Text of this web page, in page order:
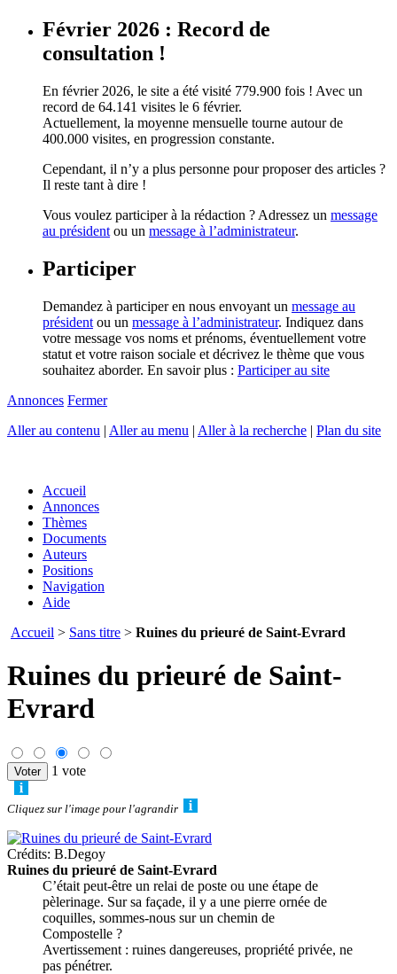
Février 2026 : Record de
consultation !
En février 2026, le site a été visité 779.900 fois ! Avec un
record de 64.141 visites le 6 février.
Actuellement, la moyenne mensuelle tourne autour de
400.000 visites, en progression constante.
Cependant, il n’y a plus personne pour proposer des articles ?
Il reste tant à dire !
Vous voulez participer à la rédaction ? Adressez un message
au président ou un message à l’administrateur.
Participer
Demandez à participer en nous envoyant un message au
président ou un message à l’administrateur. Indiquez dans
votre message vos noms et prénoms, éventuellement votre
statut et votre raison sociale et décrivez le thème que vous
souhaitez aborder. En savoir plus : Participer au site
Annonces Fermer
Aller au contenu | Aller au menu | Aller à la recherche | Plan du site
Accueil
Annonces
Thèmes
Documents
Auteurs
Positions
Navigation
Aide
Accueil > Sans titre > Ruines du prieuré de Saint-Evrard
Ruines du prieuré de Saint-
Evrard
1 vote
Cliquez sur l'image pour l'agrandir
Crédits: B.Degoy
Ruines du prieuré de Saint-Evrard
C’était peut-être un relai de poste ou une étape de
pèlerinage. Sur sa façade, il y a une pierre ornée de
coquilles, sommes-nous sur un chemin de
Compostelle ?
Avertissement : ruines dangereuses, propriété privée, ne
pas pénétrer.